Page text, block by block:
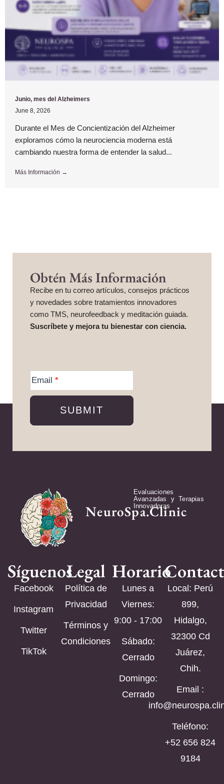
Junio, mes del Alzheimers
June 8, 2026
Durante el Mes de Concientización del Alzheimer
exploramos cómo la neurociencia moderna está
cambiando nuestra forma de entender la salud...
Más Información →
Obtén Más Información
Recibe en tu correo artículos, consejos prácticos
y novedades sobre tratamientos innovadores
como TMS, neurofeedback y meditación guiada.
Suscríbete y mejora tu bienestar con ciencia.
Information
Email *
SUBMIT
NeuroSpa.Clinic
Evaluaciones
Avanzadas y Terapias
Innovadoras
Síguenos
Facebook
Instagram
Twitter
TikTok
Legal
Política de
Privacidad
Términos y
Condiciones
Horario
Lunes a
Viernes:
9:00 - 17:00
Sábado:
Cerrado
Domingo:
Cerrado
Local: Perú
899,
Hidalgo,
32300 Cd
Juárez,
Chih.
Email :
Teléfono:
‪+52 656 824
9184‬